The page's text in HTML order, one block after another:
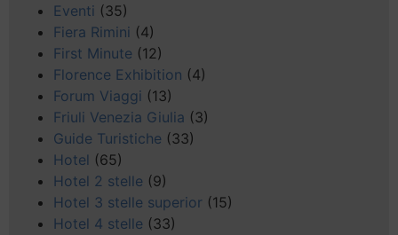
Eventi (35)
Fiera Rimini (4)
First Minute (12)
Florence Exhibition (4)
Forum Viaggi (13)
Friuli Venezia Giulia (3)
Guide Turistiche (33)
Hotel (65)
Hotel 2 stelle (9)
Hotel 3 stelle superior (15)
Hotel 4 stelle (33)